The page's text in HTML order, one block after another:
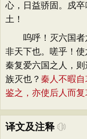
心，日益骄固。戍
土！
呜呼！灭六国者
非天下也。嗟乎！
秦复爱六国之人，
族灭也？ 秦人不暇
鉴之，亦使后人而复
译文及注释